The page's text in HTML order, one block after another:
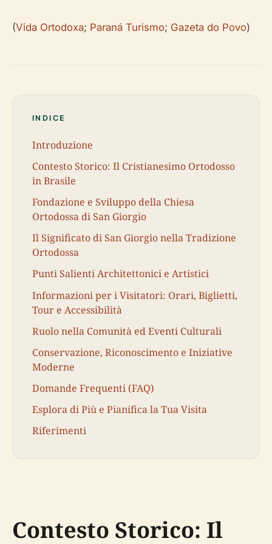
(Vida Ortodoxa; Paraná Turismo; Gazeta do Povo)
INDICE
Introduzione
Contesto Storico: Il Cristianesimo Ortodosso
in Brasile
Fondazione e Sviluppo della Chiesa
Ortodossa di San Giorgio
Il Significato di San Giorgio nella Tradizione
Ortodossa
Punti Salienti Architettonici e Artistici
Informazioni per i Visitatori: Orari, Biglietti,
Tour e Accessibilità
Ruolo nella Comunità ed Eventi Culturali
Conservazione, Riconoscimento e Iniziative
Moderne
Domande Frequenti (FAQ)
Esplora di Più e Pianifica la Tua Visita
Riferimenti
Contesto Storico: Il